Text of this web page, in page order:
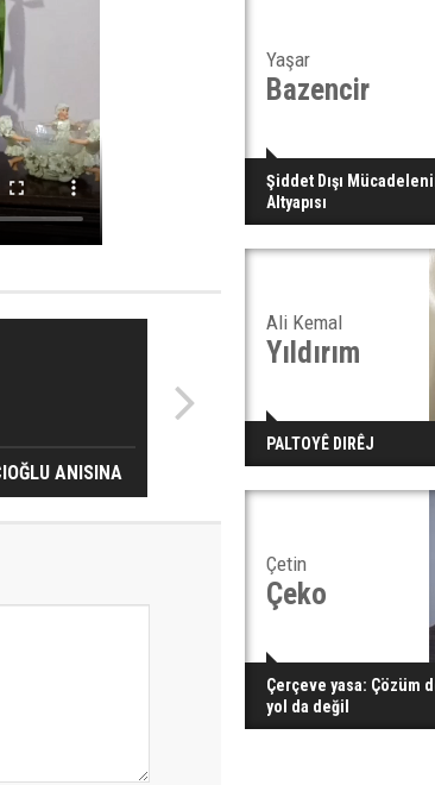
ANISINA
Yaşar
Bazencir
Şiddet Dışı
Altyapısı
Ali Kemal
Yıldırım
PALTOYÊ DIRÊJ
Çetin
Çeko
Çerçeve yasa: Çözüm
yol da değil